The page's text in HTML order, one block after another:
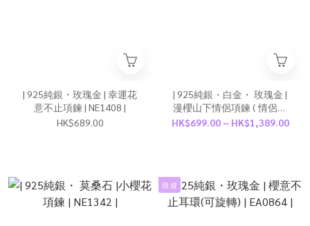
| 925純銀・玫瑰金 | 幸運花
意不止項鍊 | NE1408 |
HK$689.00
| 925純銀・白金・ 玫瑰金 |
漫櫻山下情侶項鍊 ( 情侶黑
色 / 情侶玫瑰金 ) | NE1372 |
HK$699.00 ~ HK$1,389.00
現 貨